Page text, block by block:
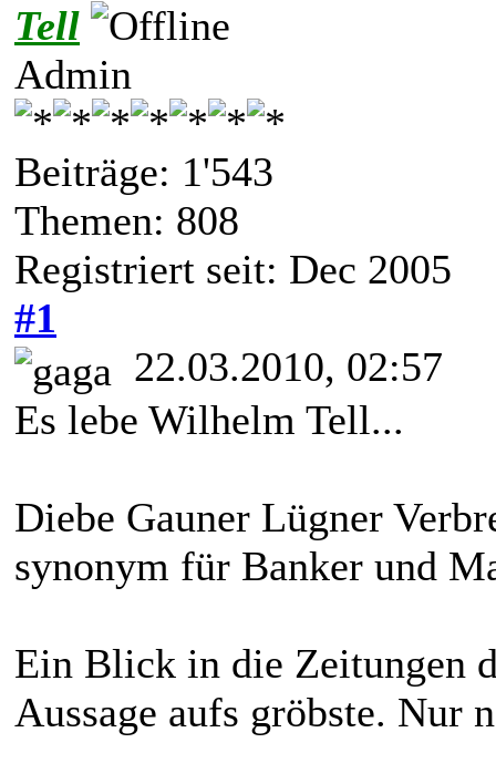
Tell
Admin
Beiträge: 1'543
Themen: 808
Registriert seit: Dec 2005
#1
22.03.2010, 02:57
Es lebe Wilhelm Tell...
Diebe Gauner Lügner
synonym für Banker und
Ein Blick in die Zeitungen
Aussage aufs gröbste. Nur